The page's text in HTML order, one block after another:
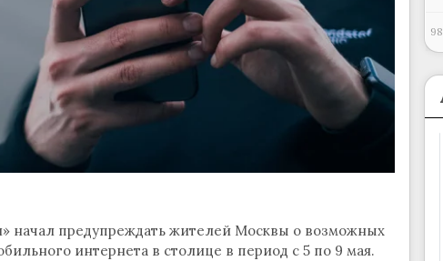
начал предупреждать жителей Москвы о возможных
интернета в столице в период с 5 по 9 мая.